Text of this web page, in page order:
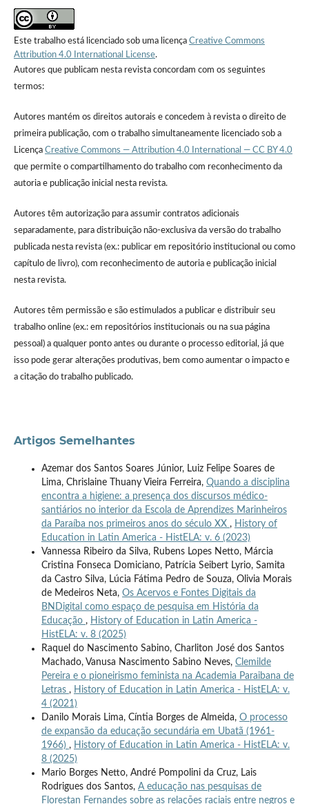
Este trabalho está licenciado sob uma licença Creative Commons
Attribution 4.0 International License.
Autores que publicam nesta revista concordam com os seguintes
termos:
Autores mantém os direitos autorais e concedem à revista o direito de
primeira publicação, com o trabalho simultaneamente licenciado sob a
Licença Creative Commons — Attribution 4.0 International — CC BY 4.0
que permite o compartilhamento do trabalho com reconhecimento da
autoria e publicação inicial nesta revista.
Autores têm autorização para assumir contratos adicionais
separadamente, para distribuição não-exclusiva da versão do trabalho
publicada nesta revista (ex.: publicar em repositório institucional ou como
capítulo de livro), com reconhecimento de autoria e publicação inicial
nesta revista.
Autores têm permissão e são estimulados a publicar e distribuir seu
trabalho online (ex.: em repositórios institucionais ou na sua página
pessoal) a qualquer ponto antes ou durante o processo editorial, já que
isso pode gerar alterações produtivas, bem como aumentar o impacto e
a citação do trabalho publicado.
Artigos Semelhantes
Azemar dos Santos Soares Júnior, Luiz Felipe Soares de
Lima, Chrislaine Thuany Vieira Ferreira, Quando a disciplina
encontra a higiene: a presença dos discursos médico-
santiários no interior da Escola de Aprendizes Marinheiros
da Paraíba nos primeiros anos do século XX , History of
Education in Latin America - HistELA: v. 6 (2023)
Vannessa Ribeiro da Silva, Rubens Lopes Netto, Márcia
Cristina Fonseca Domiciano, Patrícia Seibert Lyrio, Samita
da Castro Silva, Lúcia Fátima Pedro de Souza, Olivia Morais
de Medeiros Neta, Os Acervos e Fontes Digitais da
BNDigital como espaço de pesquisa em História da
Educação , History of Education in Latin America -
HistELA: v. 8 (2025)
Raquel do Nascimento Sabino, Charliton José dos Santos
Machado, Vanusa Nascimento Sabino Neves, Clemilde
Pereira e o pioneirismo feminista na Academia Paraibana de
Letras , History of Education in Latin America - HistELA: v.
4 (2021)
Danilo Morais Lima, Cíntia Borges de Almeida, O processo
de expansão da educação secundária em Ubatã (1961-
1966) , History of Education in Latin America - HistELA: v.
8 (2025)
Mario Borges Netto, André Pompolini da Cruz, Lais
Rodrigues dos Santos, A educação nas pesquisas de
Florestan Fernandes sobre as relações raciais entre negros e